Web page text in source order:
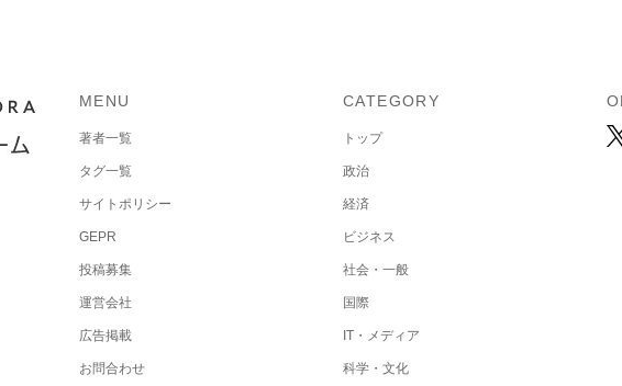
MENU
著者一覧
タグ一覧
サイトポリシー
GEPR
投稿募集
運営会社
広告掲載
お問合わせ
CATEGORY
トップ
政治
経済
ビジネス
社会・一般
国際
IT・メディア
科学・文化